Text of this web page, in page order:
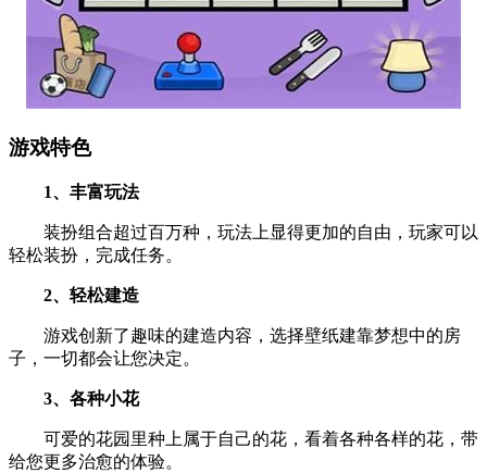
游戏特色
1、丰富玩法
装扮组合超过百万种，玩法上显得更加的自由，玩家可以
轻松装扮，完成任务。
2、轻松建造
游戏创新了趣味的建造内容，选择壁纸建靠梦想中的房
子，一切都会让您决定。
3、各种小花
可爱的花园里种上属于自己的花，看着各种各样的花，带
给您更多治愈的体验。